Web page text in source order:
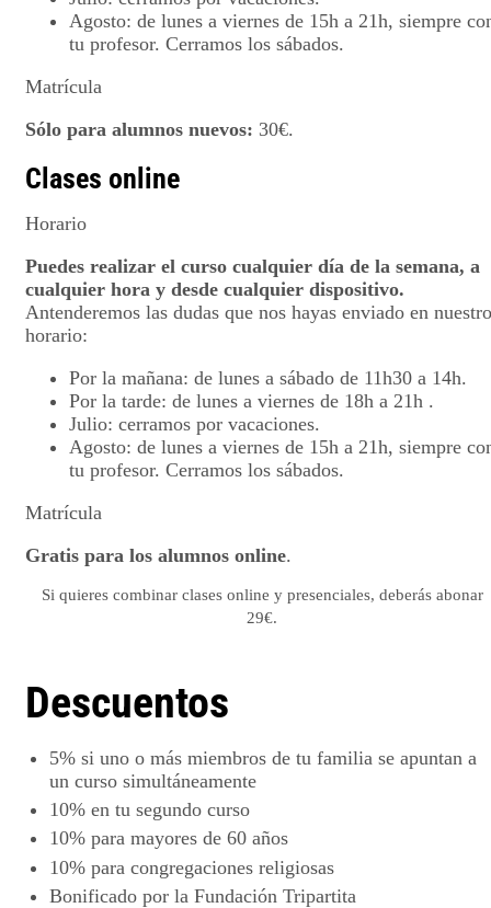
Agosto: de lunes a viernes de 15h a 21h, siempre
tu profesor. Cerramos los sábados.
Matrícula
Sólo para alumnos nuevos: 30€.
Clases online
Horario
Puedes realizar el curso cualquier día de la semana, a
cualquier hora y desde cualquier dispositivo.
Antenderemos las dudas que nos hayas enviado en nuestro
horario:
Por la mañana: de lunes a sábado de 11h30 a 14h.
Por la tarde: de lunes a viernes de 18h a 21h .
Julio: cerramos por vacaciones.
Agosto: de lunes a viernes de 15h a 21h, siempre
tu profesor. Cerramos los sábados.
Matrícula
Gratis para los alumnos online.
Si quieres combinar clases online y presenciales, deberás abonar
29€.
Descuentos
5%si uno o más miembros de tu familia se apuntan a
un curso simultáneamente
10%en tu segundo curso
10%para mayores de 60 años
10%para congregaciones religiosas
Bonificado por la Fundación Tripartita